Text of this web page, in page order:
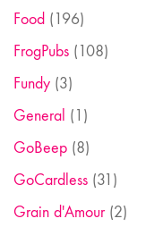
Food (196)
FrogPubs (108)
Fundy (3)
General (1)
GoBeep (8)
GoCardless (31)
Grain d'Amour(2)